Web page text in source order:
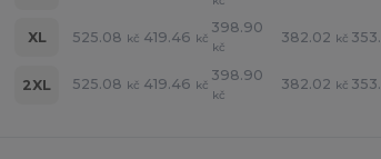
XL 525.08 kč 419.46 kč
398.90
kč
382.02 kč
2XL 525.08 kč 419.46 kč
398.90
kč
382.02 kč